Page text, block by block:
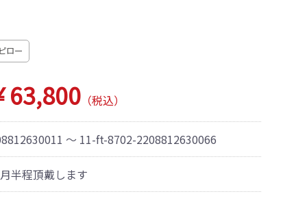
ロー
63,800 （税込）
～ 11-ft-8702-2208812630066
半程頂戴します